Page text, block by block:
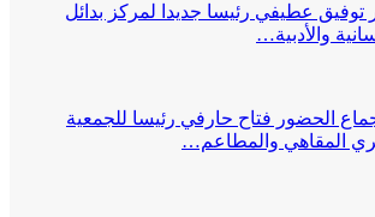
توفيق عطيفي رئيسا جديدا لمركز بدائل
والأدبية…
الحضور فتاح حارفي رئيسا للجمعية
المقاهي والمطاعم…